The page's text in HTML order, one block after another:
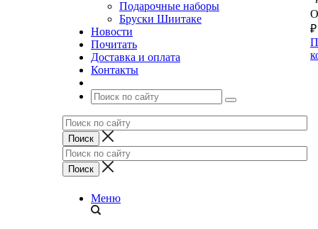
Подарочные наборы
Бруски Шиитаке
Новости
Почитать
Доставка и оплата
Контакты
₽
Меню